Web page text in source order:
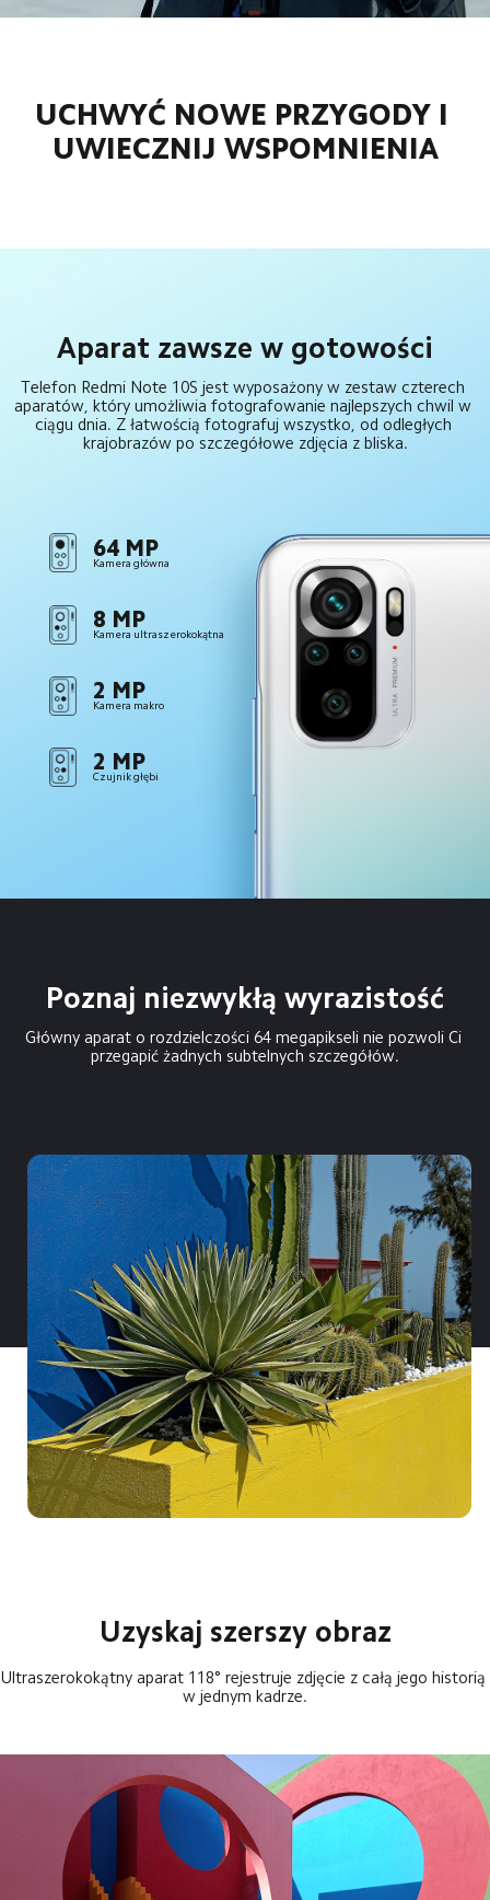
UCHWYĆ NOWE PRZYGODY I
UWIECZNIJ WSPOMNIENIA
Aparat zawsze w gotowości
Telefon Redmi Note 10S jest wyposażony w zestaw czterech
aparatów, który umożliwia fotografowanie najlepszych chwil w
ciągu dnia. Z łatwością fotografuj wszystko, od odległych
krajobrazów po szczegółowe zdjęcia z bliska.
64 MP
Kamera główna
8 MP
Kamera ultraszerokokątna
2 MP
Kamera makro
2 MP
Czujnik głębi
Poznaj niezwykłą wyrazistość
Główny aparat o rozdzielczości 64 megapikseli nie pozwoli Ci
przegapić żadnych subtelnych szczegółów.
Uzyskaj szerszy obraz
Ultraszerokokątny aparat 118° rejestruje zdjęcie z całą jego historią
w jednym kadrze.